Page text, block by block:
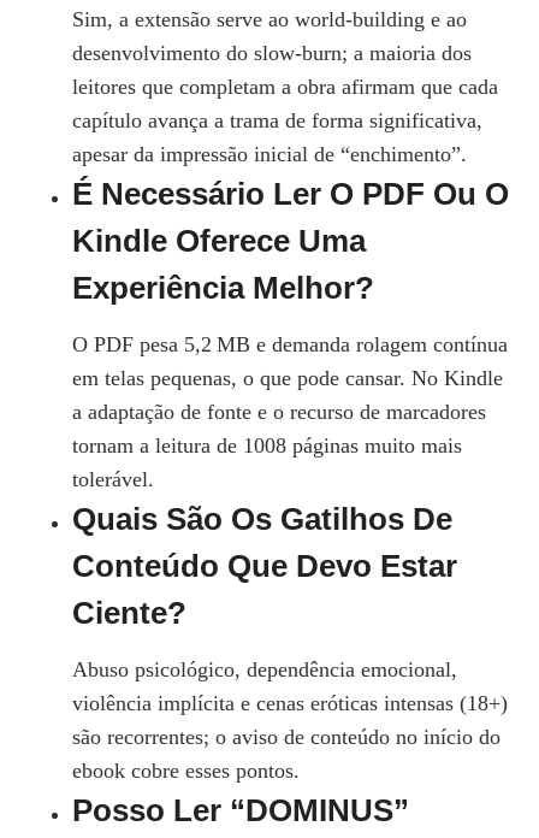
Sim, a extensão serve ao world‑building e ao
desenvolvimento do slow‑burn; a maioria dos
leitores que completam a obra afirmam que cada
capítulo avança a trama de forma significativa,
apesar da impressão inicial de “enchimento”.
É Necessário Ler O PDF Ou O
Kindle Oferece Uma
Experiência Melhor?
O PDF pesa 5,2 MB e demanda rolagem contínua
em telas pequenas, o que pode cansar. No Kindle
a adaptação de fonte e o recurso de marcadores
tornam a leitura de 1008 páginas muito mais
tolerável.
Quais São Os Gatilhos De
Conteúdo Que Devo Estar
Ciente?
Abuso psicológico, dependência emocional,
violência implícita e cenas eróticas intensas (18+)
são recorrentes; o aviso de conteúdo no início do
ebook cobre esses pontos.
Posso Ler “DOMINUS”